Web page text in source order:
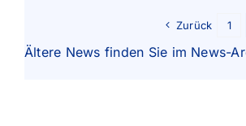
Zurück 1
Ältere News finden Sie im News-